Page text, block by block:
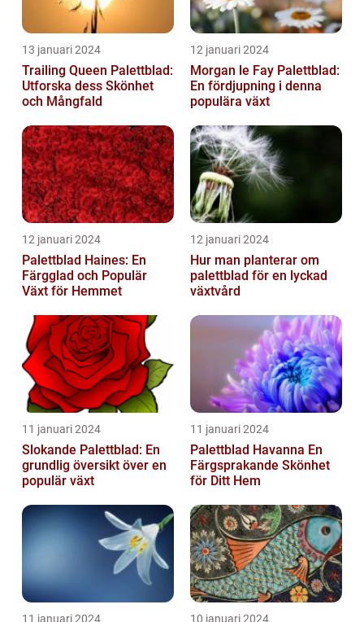
13 januari 2024
Trailing Queen Palettblad:
Utforska dess Skönhet
och Mångfald
12 januari 2024
Morgan le Fay Palettblad:
En fördjupning i denna
populära växt
12 januari 2024
Palettblad Haines: En
Färgglad och Populär
Växt för Hemmet
12 januari 2024
Hur man planterar om
palettblad för en lyckad
växtvård
11 januari 2024
Slokande Palettblad: En
grundlig översikt över en
populär växt
11 januari 2024
Palettblad Havanna En
Färgsprakande Skönhet
för Ditt Hem
11 januari 2024 10 januari 2024